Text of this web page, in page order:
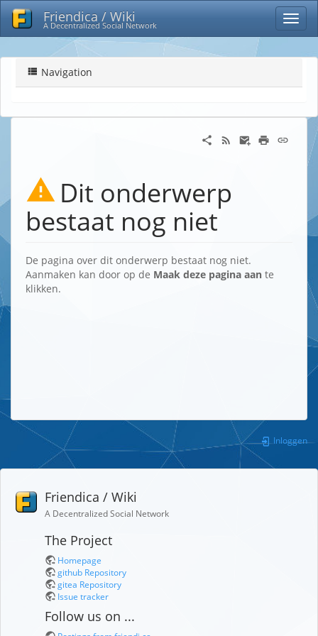
Friendica / Wiki
A Decentralized Social Network
Navigation
Dit onderwerp
bestaat nog niet
De pagina over dit onderwerp bestaat nog niet.
Aanmaken kan door op de Maak deze pagina aan te
klikken.
Inloggen
Friendica / Wiki
A Decentralized Social Network
The Project
Homepage
github Repository
gitea Repository
Issue tracker
Follow us on ...